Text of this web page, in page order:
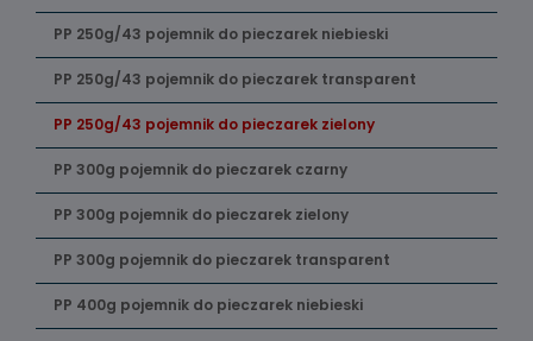
PP 250g/43 pojemnik do pieczarek niebieski
PP 250g/43 pojemnik do pieczarek transparent
PP 250g/43 pojemnik do pieczarek zielony
PP 300g pojemnik do pieczarek czarny
PP 300g pojemnik do pieczarek zielony
PP 300g pojemnik do pieczarek transparent
PP 400g pojemnik do pieczarek niebieski